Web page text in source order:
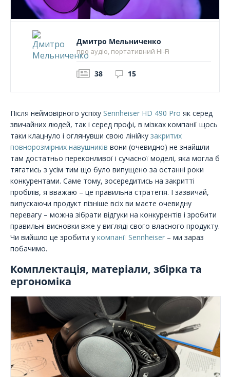
Дмитро Мельниченко
про аудіо, портативний Hi-Fi
38 15
Після неймовірного успіху Sennheiser HD 490 Pro як серед
звичайних людей, так і серед профі, в мізках компанії щось
таки клацнуло і оглянувши свою лінійку закритих
повнорозмірних навушників вони (очевидно) не знайшли
там достатньо переконливої і сучасної моделі, яка могла б
тягатись з усім тим що було випущено за останні роки
конкурентами. Саме тому, зосередитись на закритті
пробілів, я вважаю – це правильна стратегія. І зазвичай,
випускаючи продукт пізніше всіх ви маєте очевидну
перевагу – можна зібрати відгуки на конкурентів і зробити
правильні висновки вже у вигляді свого власного продукту.
Чи вийшло це зробити у компанії Sennheiser – ми зараз
побачимо.
Комплектація, матеріали, збірка та
ергономіка